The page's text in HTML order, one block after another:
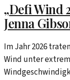
„Defi Wind
Jenna
Im Jahr 2026
Wind unter